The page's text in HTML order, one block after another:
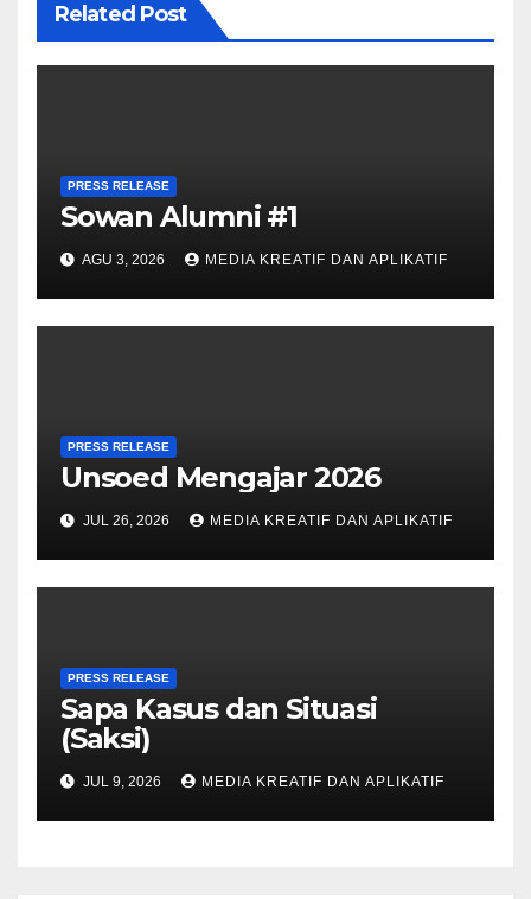
Related Post
PRESS RELEASE
Sowan Alumni #1
AGU 3, 2026 MEDIA KREATIF DAN APLIKATIF
PRESS RELEASE
Unsoed Mengajar 2026
JUL 26, 2026 MEDIA KREATIF DAN APLIKATIF
PRESS RELEASE
Sapa Kasus dan Situasi
(Saksi)
JUL 9, 2026 MEDIA KREATIF DAN APLIKATIF